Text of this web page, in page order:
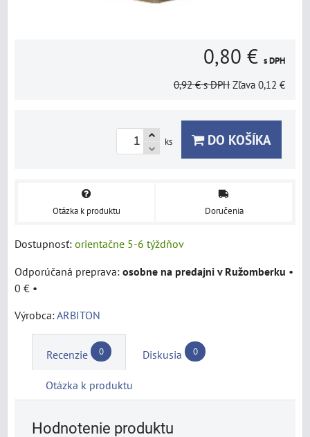
0,80 € s DPH
0,92 € s DPH Zľava 0,12 €
ks DO KOŠÍKA
Otázka k produktu Doručenia
Dostupnosť: orientačne 5-6 týždňov
osobne na predajni v Ružomberku •
0 € •
Výrobca:ARBITON
Recenzie 0 Diskusia 0
Otázka k produktu
Hodnotenie produktu